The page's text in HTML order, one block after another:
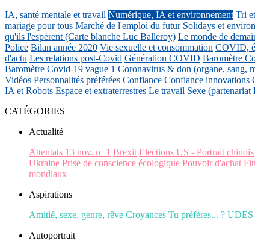
IA, santé mentale et travail Numérique, IA et environnement Tri
mariage pour tous Marché de l'emploi du futur Solidays et
qu'ils l'espèrent (Carte blanche Luc Balleroy) Le monde de
Police Bilan année 2020 Vie sexuelle et consommation COVID,
d'actu Les relations post-Covid Génération COVID Baromètre
Baromètre Covid-19 vague 1 Coronavirus & don (organe, sang,
Vidéos Personnalités préférées Confiance Confiance innovations
IA et Robots Espace et extraterrestres Le travail Sexe (partenariat
CATÉGORIES
Actualité
Attentats 13 nov. n+1 Brexit Elections US - Portrait chinois
Ukraine Prise de conscience écologique Pouvoir d'achat
mondiaux
Aspirations
Amitié, sexe, genre, rêve Croyances Tu préfères... ? UDES
Autoportrait